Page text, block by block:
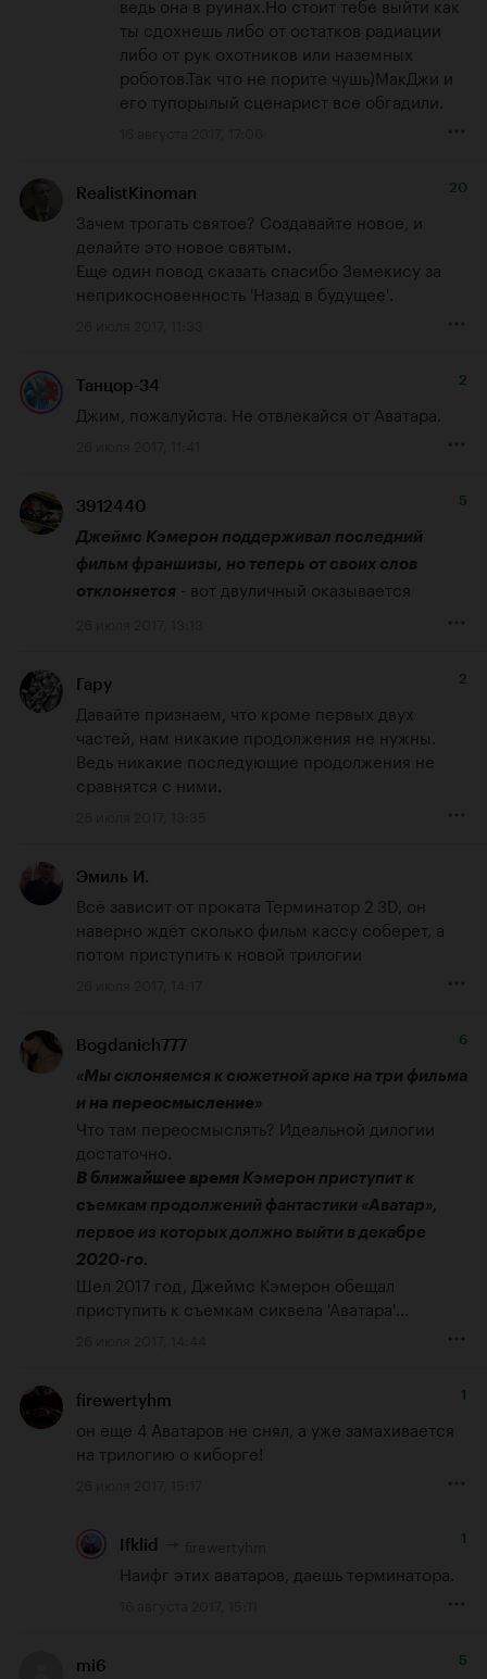
ты сдохнешь либо от остатков радиации
либо от рук охотников или наземных
роботов.Так что не порите чушь)МакДжи и
его тупорылый сценарист все обгадили.
RealistKinoman 20
Зачем трогать святое? Создавайте новое, и
делайте это новое святым.
Еще один повод сказать спасибо Земекису за
неприкосновенность 'Назад в будущее'.
Танцор-34 2
Джим, пожалуйста. Не отвлекайся от Аватара.
3912440 5
Джеймс Кэмерон поддерживал последний
фильм франшизы, но теперь от своих слов
отклоняется - вот двуличный оказывается
Гару 2
Давайте признаем, что кроме первых двух
частей, нам никакие продолжения не нужны.
Ведь никакие последующие продолжения не
сравнятся с ними.
Эмиль И.
Всё зависит от проката Терминатор 2 3D, он
наверно ждёт сколько фильм кассу соберет, а
потом приступить к новой трилогии
Bogdanich777 6
«Мы склоняемся к сюжетной арке на три фильма
и на переосмысление»
Что там переосмыслять? Идеальной дилогии
В ближайшее время Кэмерон приступит к
съемкам продолжений фантастики «Аватар»,
первое из которых должно выйти в декабре
2020-го.
Шел 2017 год, Джеймс Кэмерон обещал
приступить к съемкам сиквела 'Аватара'...
firewertyhm 1
он еще 4 Аватаров не снял, а уже замахивается
на трилогию о киборге!
Ifklid 1
Наифг этих аватаров, даешь терминатора.
mi6 5